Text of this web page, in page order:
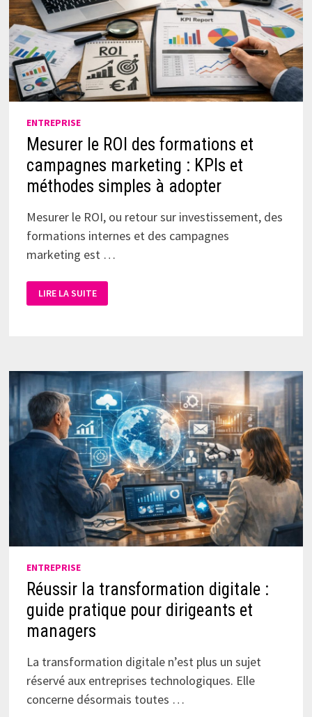
ENTREPRISE
Mesurer le ROI des formations et
campagnes marketing : KPIs et
méthodes simples à adopter
Mesurer le ROI, ou retour sur investissement, des
formations internes et des campagnes
marketing est …
LIRE LA SUITE
ENTREPRISE
Réussir la transformation digitale :
guide pratique pour dirigeants et
managers
La transformation digitale n’est plus un sujet
réservé aux entreprises technologiques. Elle
concerne désormais toutes …